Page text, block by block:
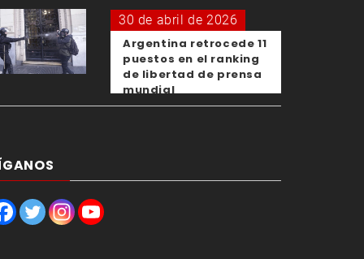
30 de abril de 2026
Argentina retrocede 11
puestos en el ranking
de libertad de prensa
mundial